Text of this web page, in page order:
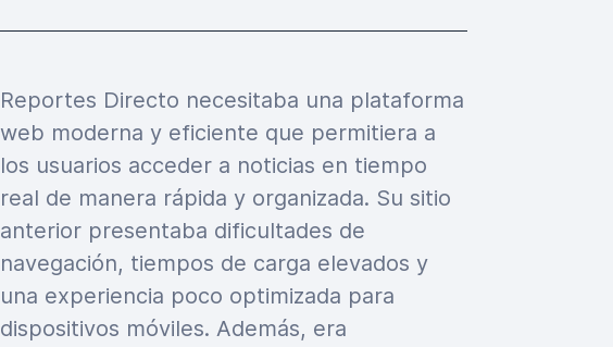
Reportes Directo necesitaba una plataforma
web moderna y eficiente que permitiera a
los usuarios acceder a noticias en tiempo
real de manera rápida y organizada. Su sitio
anterior presentaba dificultades de
navegación, tiempos de carga elevados y
una experiencia poco optimizada para
dispositivos móviles. Además, era